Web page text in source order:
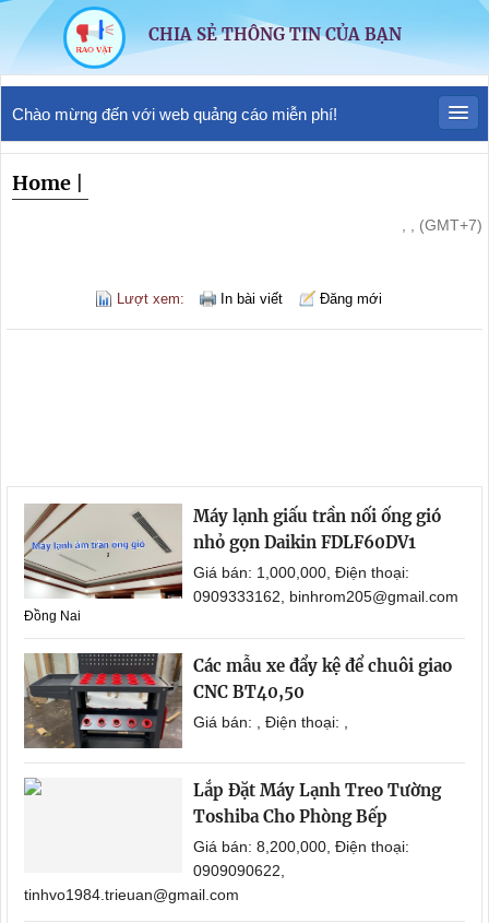
CHIA SẺ THÔNG TIN CỦA BẠN
Chào mừng đến với web quảng cáo miễn phí!
Home
, , (GMT+7)
Lượt xem: In bài viết Đăng mới
Máy lạnh giấu trần nối ống gió
nhỏ gọn Daikin FDLF60DV1
Giá bán: 1,000,000, Điện thoại:
0909333162, binhrom205@gmail.com
Đồng Nai
Các mẫu xe đẩy kệ để chuôi giao
CNC BT40,50
Giá bán: , Điện thoại: ,
Lắp Đặt Máy Lạnh Treo Tường
Toshiba Cho Phòng Bếp
Giá bán: 8,200,000, Điện thoại:
0909090622,
tinhvo1984.trieuan@gmail.com